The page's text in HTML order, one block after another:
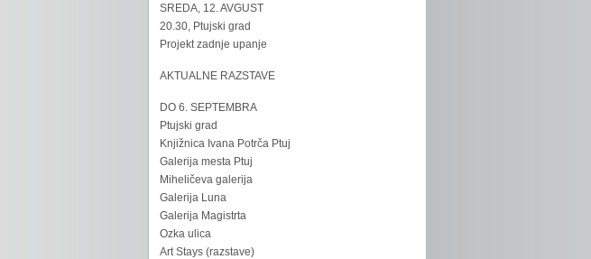
SREDA, 12. AVGUST
20.30, Ptujski grad
Projekt zadnje upanje
AKTUALNE RAZSTAVE
DO 6. SEPTEMBRA
Ptujski grad
Knjižnica Ivana Potrča Ptuj
Galerija mesta Ptuj
Miheličeva galerija
Galerija Luna
Galerija Magistrta
Ozka ulica
Art Stays (razstave)